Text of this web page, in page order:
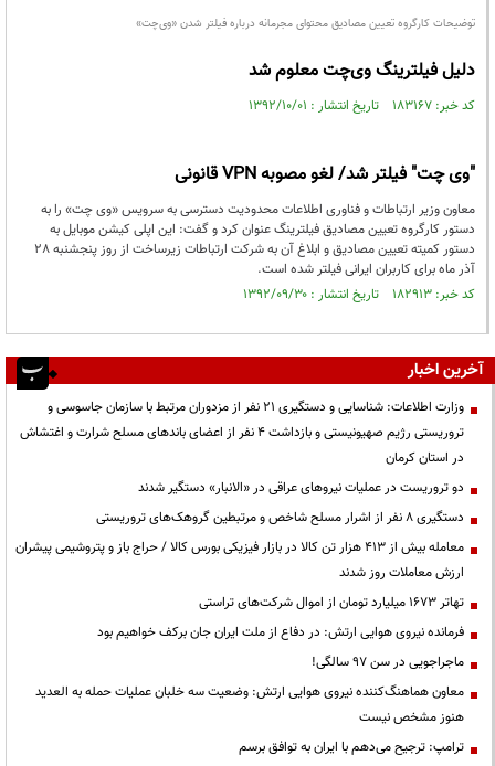
توضیحات کارگروه تعیین مصادیق محتوای مجرمانه درباره فیلتر شدن «وی‌چت»
دلیل فیلترینگ وی‌چت معلوم شد
کد خبر: ۱۸۳۱۶۷ تاریخ انتشار : ۱۳۹۲/۱۰/۰۱
"وی چت" فیلتر شد/ لغو مصوبه VPN قانونی
معاون وزیر ارتباطات و فناوری اطلاعات محدودیت دسترسی به سرویس «وی چت» را به
دستور کارگروه تعیین مصادیق فیلترینگ عنوان کرد و گفت: این اپلی کیشن موبایل به
دستور کمیته تعیین مصادیق و ابلاغ آن به شرکت ارتباطات زیرساخت از روز پنجشنبه 28
آذر ماه برای کاربران ایرانی فیلتر شده است.
کد خبر: ۱۸۲۹۱۳ تاریخ انتشار : ۱۳۹۲/۰۹/۳۰
آخرین اخبار
وزارت اطلاعات: شناسایی و دستگیری ۲۱ نفر از مزدوران مرتبط با سازمان جاسوسی و
تروریستی رژیم صهیونیستی و بازداشت ۴ نفر از اعضای باندهای مسلح شرارت و اغتشاش
در استان کرمان
دو تروریست در عملیات نیروهای عراقی در «الانبار» دستگیر شدند
دستگیری ۸ نفر از اشرار مسلح شاخص و مرتبطین گروهک‌های تروریستی
معامله بیش از ۴۱۳ هزار تن کالا در بازار فیزیکی بورس کالا / حراج باز و پتروشیمی پیشران
ارزش معاملات روز شدند
تهاتر ۱۶۷۳ میلیارد تومان از اموال شرکت‌های تراستی
فرمانده نیروی هوایی ارتش: در دفاع از ملت ایران جان برکف خواهیم بود
ماجراجویی در سن ۹۷ سالگی!
معاون هماهنگ‌کننده نیروی هوایی ارتش: وضعیت سه خلبان عملیات حمله به العدید
هنوز مشخص نیست
ترامپ: ترجیح می‌دهم با ایران به توافق برسم